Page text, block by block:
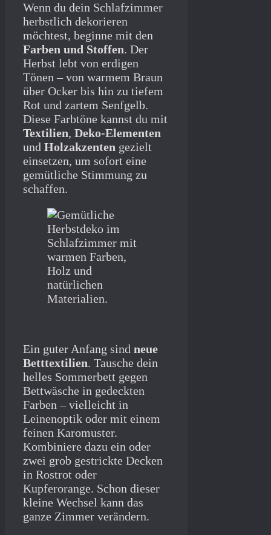
Wenn du dein Schlafzimmer
herbstlich dekorieren
möchtest, beginne mit den
Farben und Stoffen. Der
Herbst lebt von erdigen
Tönen – von warmem Braun
über Ocker bis hin zu tiefem
Rot und zartem Senfgelb.
Diese Farbtöne kannst du mit
Textilien, Deko-Elementen
und Holzakzenten gezielt
einsetzen, um sofort eine
gemütliche Stimmung zu
schaffen.
Ein guter Anfang sind neue
Betttextilien. Tausche dein
helles Sommerbett gegen
Bettwäsche in gedeckten
Farben – vielleicht in
Leinenoptik oder mit einem
feinen Karomuster.
Kombiniere dazu ein oder
zwei grob gestrickte Decken
in Rostrot oder
Kupferorange. Schon dieser
kleine Wechsel kann das
ganze Zimmer verändern.